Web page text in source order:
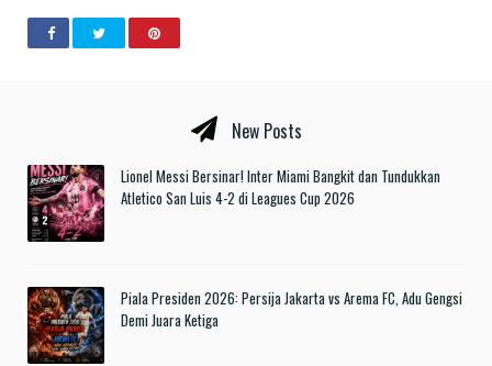
New Posts
Lionel Messi Bersinar! Inter Miami Bangkit dan Tundukkan
Atletico San Luis 4-2 di Leagues Cup 2026
Piala Presiden 2026: Persija Jakarta vs Arema FC, Adu Gengsi
Demi Juara Ketiga